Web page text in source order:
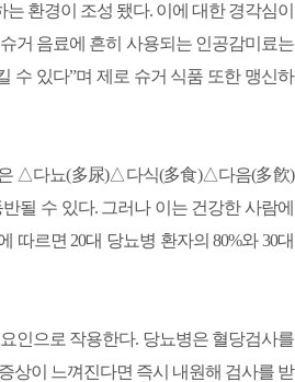
환경이 조성 됐다. 이에 대한 경각심이
거 음료에 흔히 사용되는 인공감미료는
수 있다”며 제로 슈거 식품 또한 맹신하
은 △다뇨(多尿)△다식(多食)△다음(多飮)
수 있다. 그러나 이는 건강한 사람에
르면 20대 당뇨병 환자의 80%와 30대
인으로 작용한다. 당뇨병은 혈당검사를
상이 느껴진다면 즉시 내원해 검사를 받